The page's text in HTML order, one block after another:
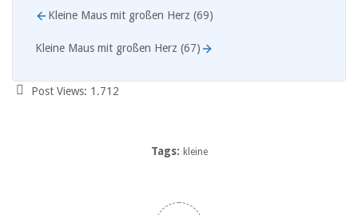
Kleine Maus mit großen Herz (69)
Kleine Maus mit großen Herz (67)
Post Views: 1.712
Tags: kleine